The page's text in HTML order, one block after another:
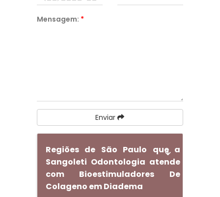
Mensagem: *
Enviar
Regiões de São Paulo que a
Sangoleti Odontologia atende
com Bioestimuladores De
Colageno em Diadema